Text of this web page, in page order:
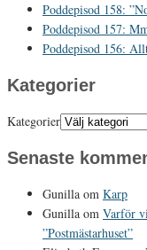
Poddepisod 158:
Poddepisod 157:
Poddepisod 156:
Kategorier
Kategorier
Senaste
Gunilla om Karp
Gunilla om Varför
”Postmästarhuset”